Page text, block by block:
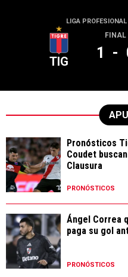
LIGA
TIG
FINAL
1 -
Pronósticos
Coudet
Clausura
PRONÓSTICOS
Ángel Correa
paga su gol
PRONÓSTICOS